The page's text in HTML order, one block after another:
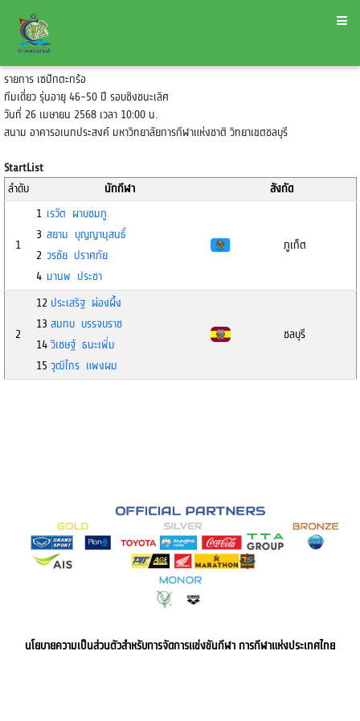
รายการ เซปักตะกร้อ
ทีมเดี่ยว รุ่นอายุ 46-50 ปี รอบชิงชนะเลิศ
วันที่ 26 เมษายน 2568 เวลา 10:00 น.
สนาม อาคารอเนกประสงค์ มหาวิทยาลัยการกีฬาแห่งชาติ วิทยาเขตชลบุรี
StartList
ลำดับ
นักกีฬา สังกัด
1
1 เรวัต ผาบชมภู
3 สยาม บุญญานุสนธิ์
2 วรชัย ปราศภัย
4 มานพ ประชา
ภูเก็ต
2
12 ประเสริฐ ผ่องผึ้ง
13 สมทบ บรรจบราช
14 วิเชษฐ์ ธนะเพิ่ม
15 วุฒิไกร แพงผม
ชลบุรี
นโยบายความเป็นส่วนตัวสำหรับการจัดการแข่งขันกีฬา การกีฬาแห่งประเทศไทย